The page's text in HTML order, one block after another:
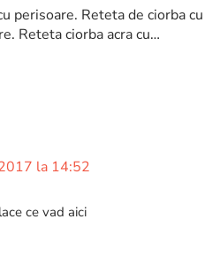
perisoare. Reteta de ciorba cu
Reteta ciorba acra cu
la 14:52
ce vad aici